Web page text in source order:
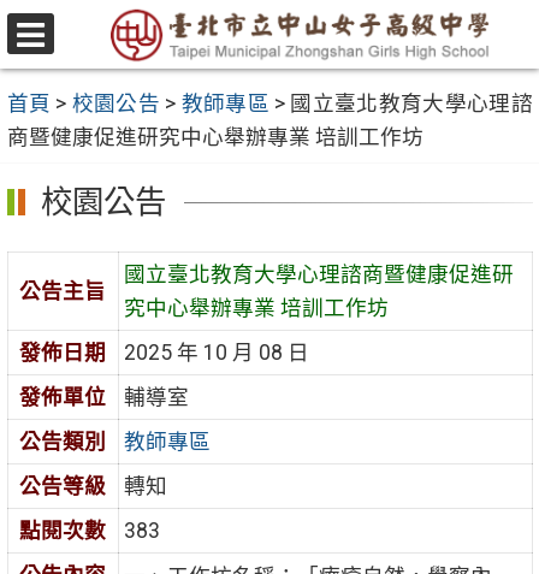
跳
至
要
內
容
區
選
單
首頁 > 校園公告 > 教師專區 > 國立臺北教育大學心理諮
商暨健康促進研究中心舉辦專業 培訓工作坊
校園公告
公告主旨
國立臺北教育大學心理諮商暨健康促進研
究中心舉辦專業 培訓工作坊
發佈日期
2025 年 10 月 08 日
發佈單位
輔導室
公告類別
教師專區
公告等級
轉知
點閱次數
383